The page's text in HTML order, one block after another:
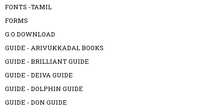
FONTS -TAMIL
FORMS
G.O DOWNLOAD
GUIDE - ARIVUKKADAL BOOKS
GUIDE - BRILLIANT GUIDE
GUIDE - DEIVA GUIDE
GUIDE - DOLPHIN GUIDE
GUIDE - DON GUIDE